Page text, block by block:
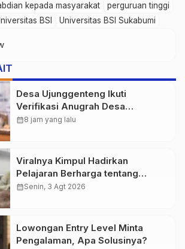
kepada masyarakat
perguruan tinggi
BSI Universitas BSI Sukabumi
Desa Ujunggenteng Ikuti
Verifikasi Anugrah Desa
Mubarokah 2026
calendar_month8 jam yang lalu
Viralnya Kimpul Hadirkan
Pelajaran Berharga tentang
Pangan Lokal Indonesia
calendar_monthSenin, 3 Agt 2026
Lowongan Entry Level Minta
Pengalaman, Apa Solusinya?